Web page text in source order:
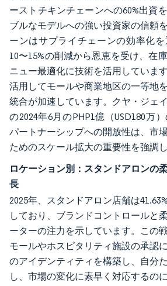
ーストチキンチェーンへの60%出資
ブルなモデルへの強い投資家の信頼
ーンはサプライチェーンの効率化
10〜15%の削減から恩恵を受け、在
ニュー最適化に技術を活用していま
活用してモールや商業地区の一等地
統合が加速しています。クヤ・ジェ
の2024年6月のPHP1億（USD180万
パートナーシップへの開放性は、市
ためのスケール拡大の重要性を強調し
ロケーション別：スタンドアロンの
長
2025年、スタンドアロン店舗は
しており、ブランドコントロールと
ーターの注力を示しています。この
モールやホスピタリティ施設の承認
のアイデンティティを構築し、自分
し、市場の変化に素早く対応するの